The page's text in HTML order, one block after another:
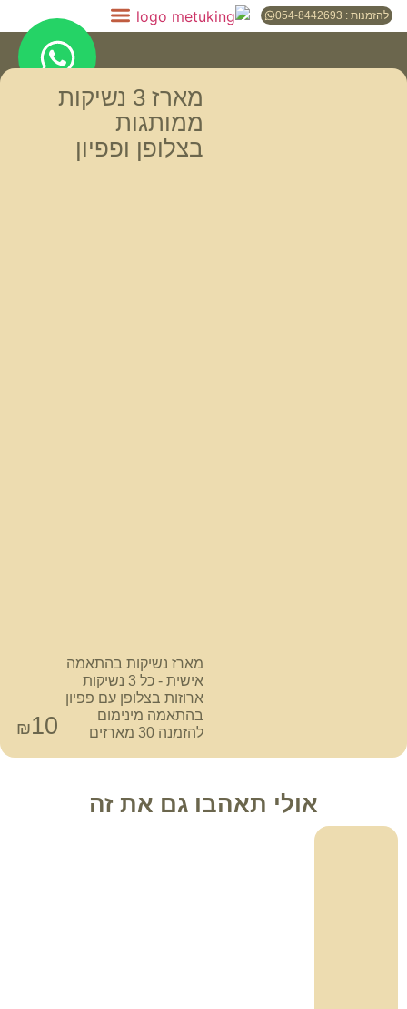
להזמנות : 054-8442693
מארז 3 נשיקות
ממותגות
בצלופן ופפיון
מארז נשיקות בהתאמה
אישית - כל 3 נשיקות
ארוזות בצלופן עם פפיון
בהתאמה מינימום
להזמנה 30 מארזים
₪10
אולי תאהבו גם את זה